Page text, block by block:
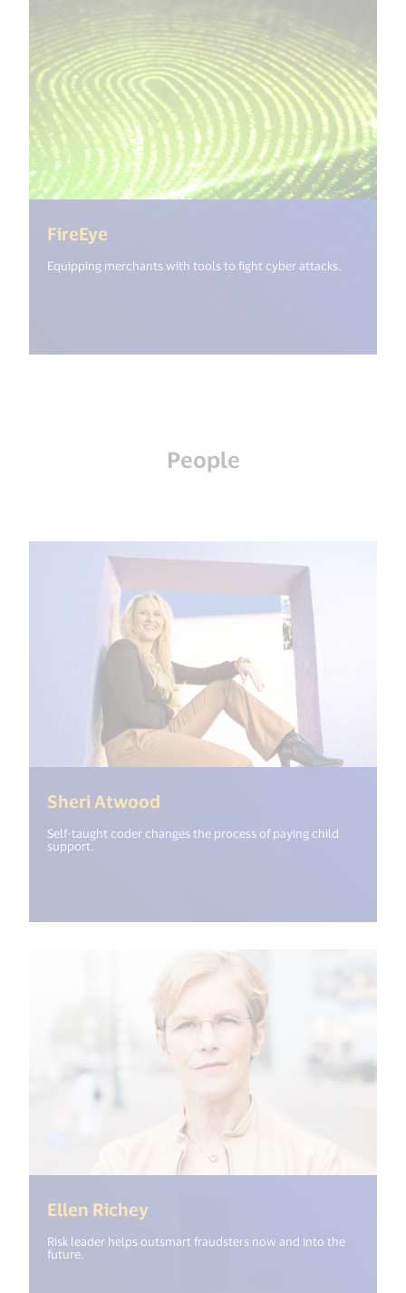
FireEye
Equipping merchants with tools to fight cyber attacks.
People
Sheri Atwood
Self-taught coder changes the process of paying child
support.
Ellen Richey
Risk leader helps outsmart fraudsters now and into the
future.